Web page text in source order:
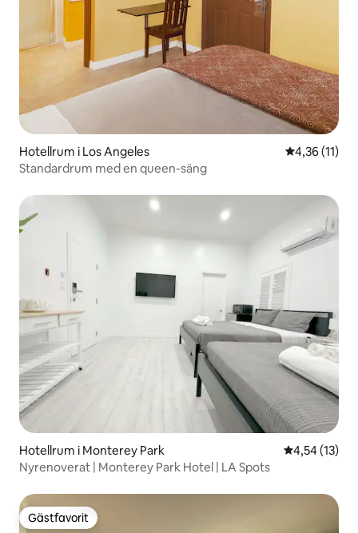
Hotellrum i Los Angeles 4,36 av 5 i
4,36 (11)
Standardrum med en queen-säng
Hotellrum i Monterey Park 4,54 av 5 i
4,54 (13)
Nyrenoverat | Monterey Park Hotel | LA Spots
Gästfavorit
Gästfavorit